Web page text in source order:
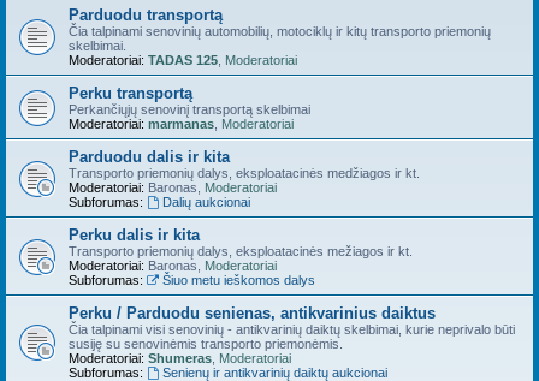
Parduodu transportą
Čia talpinami senovinių automobilių, motociklų ir kitų transporto priemonių
skelbimai.
Moderatoriai: TADAS 125 Moderatoriai
Perku transportą
Perkančiųjų senovinį transportą skelbimai
Moderatoriai: marmanas Moderatoriai
Parduodu dalis ir kita
Transporto priemonių dalys, eksploatacinės medžiagos ir kt.
Moderatoriai: Baronas
Moderatoriai
Subforumas:
Dalių aukcionai
Perku dalis ir kita
Transporto priemonių dalys, eksploatacinės mežiagos ir kt.
Moderatoriai: Baronas
Moderatoriai
Subforumas:
Šiuo metu ieškomos dalys
Perku / Parduodu senienas, antikvarinius daiktus
Čia talpinami visi senovinių - antikvarinių daiktų skelbimai, kurie neprivalo būti
susiję su senovinėmis transporto priemonėmis.
Moderatoriai: Shumeras Moderatoriai
Subforumas:
Senienų ir antikvarinių daiktų aukcionai